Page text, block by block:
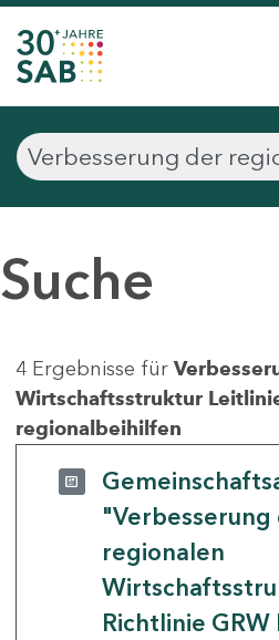
Suche
4 Ergebnisse für
Wirtschaftsstruktur
regionalbeihilfen
"Verbesserung
regionalen
Richtlinie GRW